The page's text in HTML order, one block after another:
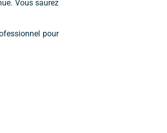
Vous saurez
pour